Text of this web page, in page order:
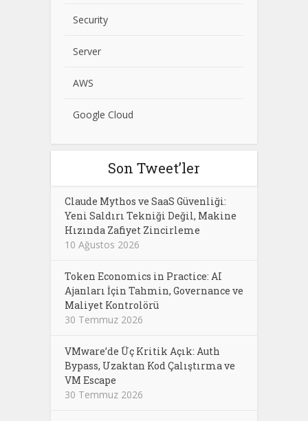
Security
Server
AWS
Google Cloud
Son Tweet’ler
Claude Mythos ve SaaS Güvenliği:
Yeni Saldırı Tekniği Değil, Makine
Hızında Zafiyet Zincirleme
10 Ağustos 2026
Token Economics in Practice: AI
Ajanları İçin Tahmin, Governance ve
Maliyet Kontrolörü
30 Temmuz 2026
VMware’de Üç Kritik Açık: Auth
Bypass, Uzaktan Kod Çalıştırma ve
VM Escape
30 Temmuz 2026